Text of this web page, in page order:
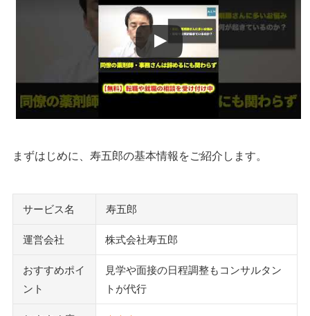
アポプラス薬剤師
ヤクジョブ.com
キャディカル 薬剤師.転職
まずはじめに、寿五郎の基本情報をご紹介します。
サービス名 寿五郎
運営会社 株式会社寿五郎
おすすめポイ
ント
見学や面接の日程調整もコンサルタン
トが代行